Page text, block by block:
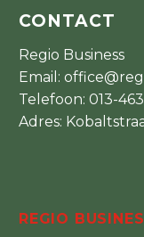
CONTACT
Regio Business
Email:
Telefoon: 013-
Adres:
REGIO